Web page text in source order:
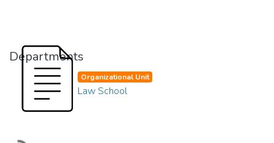
Departments
Organizational Unit
Law School